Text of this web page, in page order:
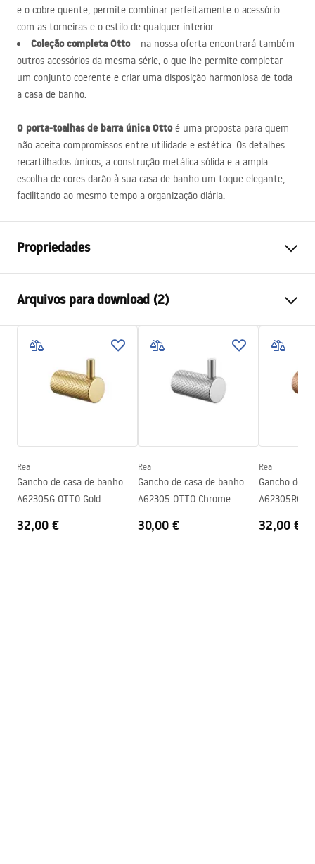
e o cobre quente, permite combinar perfeitamente o acessório
com as torneiras e o estilo de qualquer interior.
Coleção completa Otto– na nossa oferta encontrará também
outros acessórios da mesma série, o que lhe permite completar
um conjunto coerente e criar uma disposição harmoniosa de toda
a casa de banho.
O porta-toalhas de barra única Ottoé uma proposta para quem
não aceita compromissos entre utilidade e estética. Os detalhes
recartilhados únicos, a construção metálica sólida e a ampla
escolha de cores darão à sua casa de banho um toque elegante,
facilitando ao mesmo tempo a organização diária.
Propriedades
Materiais
Metal
Método de instalação
Parafusado
Largura
595
23mm
Profundidade
68mm
Arquivos para download (2)
Condições de garantia
Warranty_Terms_and_Conditions_Accessories_-_24.pdf
Rea
Gancho de casa de banho
A62305G OTTO Gold
32,00 €
Rea
Gancho de casa de banho
A62305 OTTO Chrome
30,00 €
Rea
Gancho de
A62305RG
32,00 €